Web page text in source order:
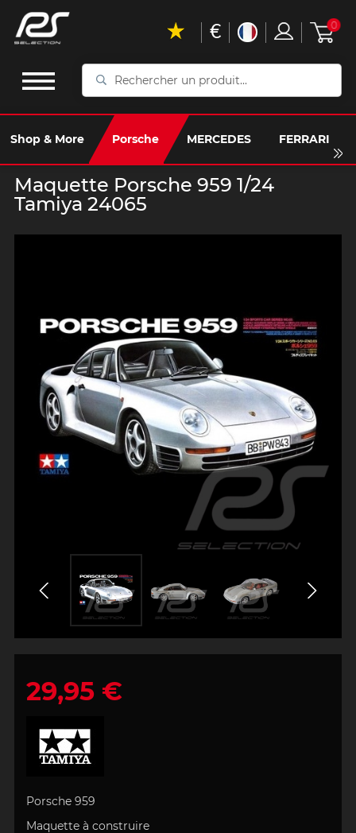
Rechercher
produit...
Shop & More Porsche MERCEDES FERRARI
€ 0
Maquette Porsche 959 1/24
Tamiya 24065
29,95 €
Porsche 959
Maquette à construire